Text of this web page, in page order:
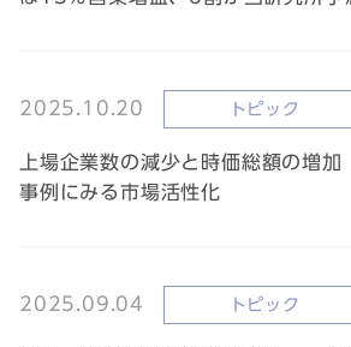
2025.10.20 トピック
上場企業数の減少と時価総額の増
事例にみる市場活性化
2025.09.04 トピック